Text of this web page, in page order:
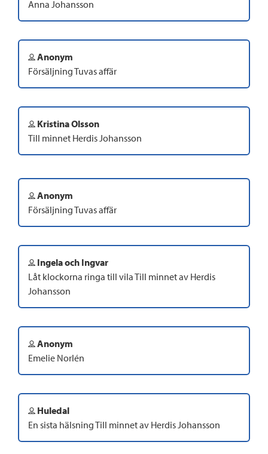
Anna Johansson
Anonym
Försäljning Tuvas affär
Kristina Olsson
Till minnet Herdis Johansson
Anonym
Försäljning Tuvas affär
Ingela och Ingvar
Låt klockorna ringa till vila Till minnet av Herdis
Johansson
Anonym
Emelie Norlén
Huledal
En sista hälsning Till minnet av Herdis Johansson